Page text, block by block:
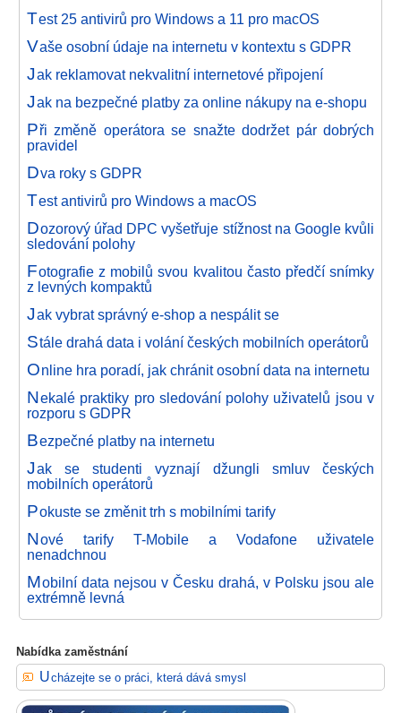
Test 25 antivirů pro Windows a 11 pro macOS
Vaše osobní údaje na internetu v kontextu s GDPR
Jak reklamovat nekvalitní internetové připojení
Jak na bezpečné platby za online nákupy na e-shopu
Při změně operátora se snažte dodržet pár dobrých
pravidel
Dva roky s GDPR
Test antivirů pro Windows a macOS
Dozorový úřad DPC vyšetřuje stížnost na Google kvůli
sledování polohy
Fotografie z mobilů svou kvalitou často předčí snímky
z levných kompaktů
Jak vybrat správný e-shop a nespálit se
Stále drahá data i volání českých mobilních operátorů
Online hra poradí, jak chránit osobní data na internetu
Nekalé praktiky pro sledování polohy uživatelů jsou v
rozporu s GDPR
Bezpečné platby na internetu
Jak se studenti vyznají džungli smluv českých
mobilních operátorů
Pokuste se změnit trh s mobilními tarify
Nové tarify T-Mobile a Vodafone uživatele
nenadchnou
Mobilní data nejsou v Česku drahá, v Polsku jsou ale
extrémně levná
Nabídka zaměstnání
Ucházejte se o práci, která dává smysl